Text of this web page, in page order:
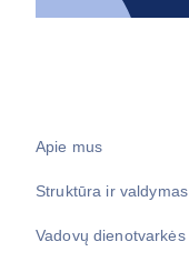
Apie mus
Struktūra ir valdymas
Vadovų dienotvarkės